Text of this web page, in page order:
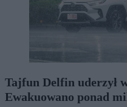
Tajfun Delfin uderzył
Ewakuowano ponad